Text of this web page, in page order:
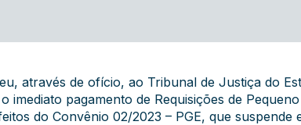
através de ofício, ao Tribunal de Justiça do
pagamento de Requisições de
do Convênio 02/2023 – PGE, que suspende